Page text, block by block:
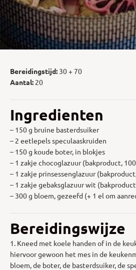
Bereidingstijd: 30 + 70
Aantal: 20
Ingredienten
– 150 g bruine basterdsuiker
– 2 eetlepels speculaaskruiden
– 150 g koude boter, in blokjes
– 1 zakje chocoglazuur (bakproduct,
– 1 zakje prinsessenglazuur
– 1 zakje gebaksglazuur wit
– 300 g bloem, gezeefd (+ 1 el om
Bereidingswijze
1. Kneed met koele handen of in de
hiervoor gewoon het mes in de
bloem, de boter, de basterdsuiker, de